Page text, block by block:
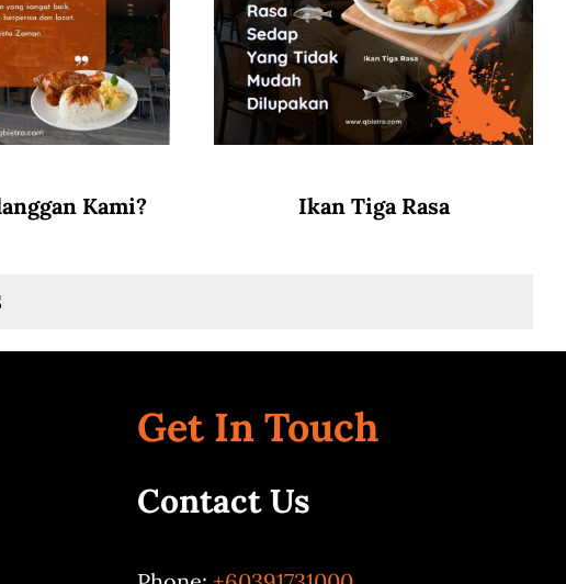
Kami? Ikan Tiga Rasa
Get In Touch
Contact Us